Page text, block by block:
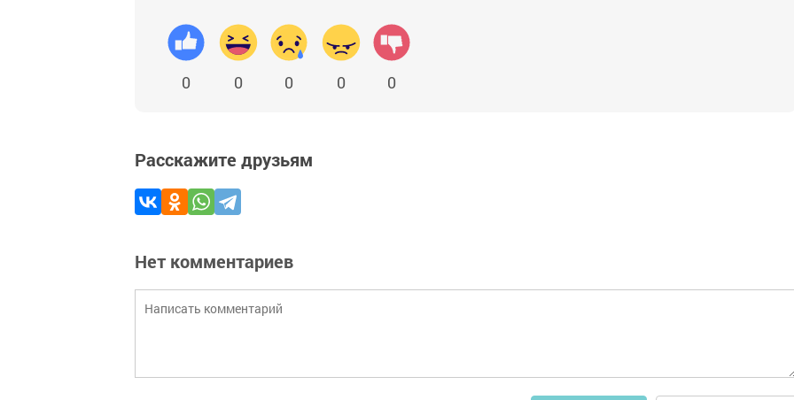
0 0 0 0 0
Расскажите друзьям
Нет комментариев